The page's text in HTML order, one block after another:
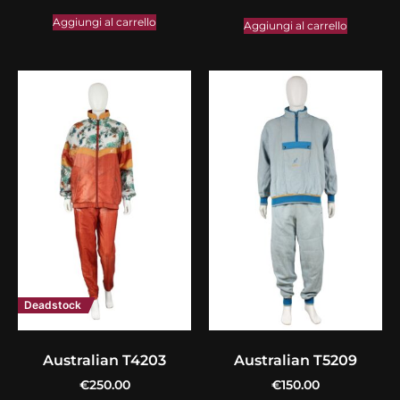
Aggiungi al carrello Aggiungi al carrello
Deadstock
Australian T4203
€250.00
Australian T5209
€150.00